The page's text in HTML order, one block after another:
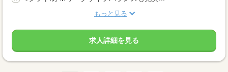
もっと見る
求人詳細を見る